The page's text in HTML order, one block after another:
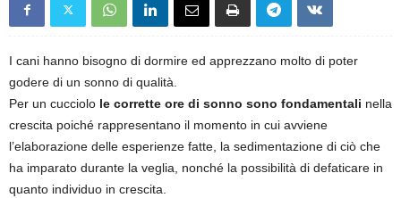
I cani hanno bisogno di dormire ed apprezzano molto di poter
godere di un sonno di qualità.
Per un cucciolo le corrette ore di sonno sono fondamentali nella
crescita poiché rappresentano il momento in cui avviene
l’elaborazione delle esperienze fatte, la sedimentazione di ciò che
ha imparato durante la veglia, nonché la possibilità di defaticare in
quanto individuo in crescita.